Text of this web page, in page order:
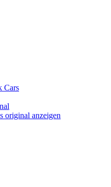
Cars
original anzeigen